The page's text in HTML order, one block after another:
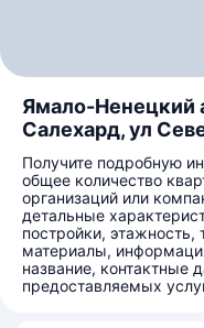
Ямало-Ненецкий
Салехард, ул
Получите подробную
общее количество
организаций или
детальные
постройки, этажность,
материалы,
название, контактные
предоставляемых